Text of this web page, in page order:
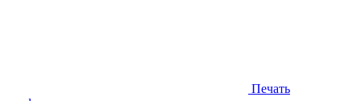
Печать